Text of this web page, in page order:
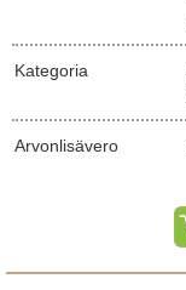
Kategoria
Arvonlisävero